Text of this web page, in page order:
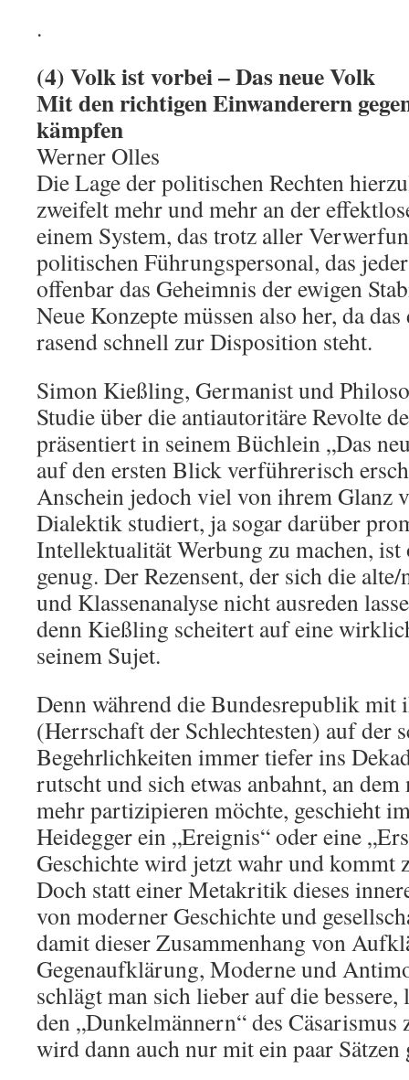
.
(4) Volk ist vorbei – Das neue Volk
Mit den richtigen Einwanderern
kämpfen
Werner Olles
Die Lage der politischen Rechten
zweifelt mehr und mehr an der
einem System, das trotz aller
politischen Führungspersonal, das
offenbar das Geheimnis der ewigen
Neue Konzepte müssen also her, da
rasend schnell zur Disposition steht.
Simon Kießling, Germanist und
Studie über die antiautoritäre Revolte
präsentiert in seinem Büchlein „Das
auf den ersten Blick verführerisch
Anschein jedoch viel von ihrem Glanz
Dialektik studiert, ja sogar darüber
Intellektualität Werbung zu machen,
genug. Der Rezensent, der sich die
und Klassenanalyse nicht ausreden
denn Kießling scheitert auf eine
seinem Sujet.
Denn während die Bundesrepublik mit
(Herrschaft der Schlechtesten) auf der
Begehrlichkeiten immer tiefer ins
rutscht und sich etwas anbahnt, an
mehr partizipieren möchte, geschieht
Heidegger ein „Ereignis“ oder eine
Geschichte wird jetzt wahr und kommt
Doch statt einer Metakritik dieses
von moderner Geschichte und
damit dieser Zusammenhang von
Gegenaufklärung, Moderne und
schlägt man sich lieber auf die
den „Dunkelmännern“ des
wird dann auch nur mit ein paar Sätzen